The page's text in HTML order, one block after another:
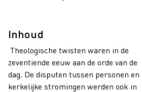
Inhoud
Theologische twisten waren in de
zeventiende eeuw aan de orde van de
dag. De disputen tussen personen en
kerkelijke stromingen werden ook in